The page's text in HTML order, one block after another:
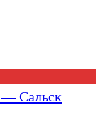
— Сальск